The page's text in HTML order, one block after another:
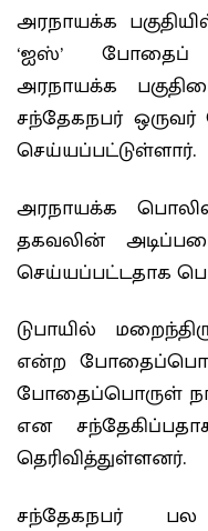
அரநாயக்க
‘ஐஸ்’ போதைப்
அரநாயக்க
சந்தேகநபர்
செய்யப்பட்டுள்ளார்.
அரநாயக்க
தகவலின்
செய்யப்பட்டதாக
டுபாயில்
என்ற
போதைப்பொருள்
என
தெரிவித்துள்ளனர்.
சந்தேகநபர்